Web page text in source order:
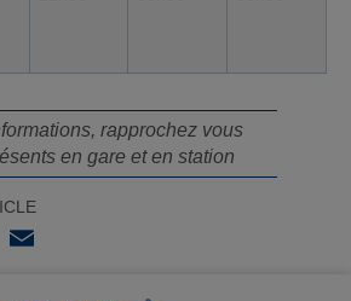
rapprochez vous
en gare et en station